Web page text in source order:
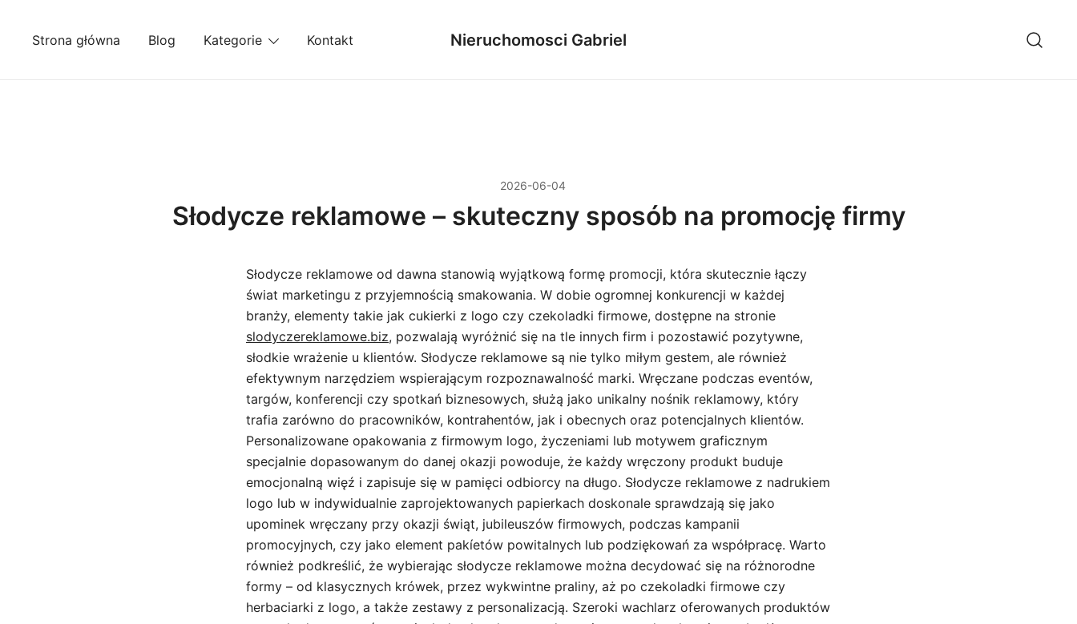
Strona główna Blog Kategorie Kontakt Nieruchomosci Gabriel
2026-06-04
Słodycze reklamowe – skuteczny sposób na promocję firmy
Słodycze reklamowe od dawna stanowią wyjątkową formę promocji, która skutecznie łączy
świat marketingu z przyjemnością smakowania. W dobie ogromnej konkurencji w każdej
branży, elementy takie jak cukierki z logo czy czekoladki firmowe, dostępne na stronie
slodyczereklamowe.biz, pozwalają wyróżnić się na tle innych firm i pozostawić pozytywne,
słodkie wrażenie u klientów. Słodycze reklamowe są nie tylko miłym gestem, ale również
efektywnym narzędziem wspierającym rozpoznawalność marki. Wręczane podczas eventów,
targów, konferencji czy spotkań biznesowych, służą jako unikalny nośnik reklamowy, który
trafia zarówno do pracowników, kontrahentów, jak i obecnych oraz potencjalnych klientów.
Personalizowane opakowania z firmowym logo, życzeniami lub motywem graficznym
specjalnie dopasowanym do danej okazji powoduje, że każdy wręczony produkt buduje
emocjonalną więź i zapisuje się w pamięci odbiorcy na długo. Słodycze reklamowe z nadrukiem
logo lub w indywidualnie zaprojektowanych papierkach doskonale sprawdzają się jako
upominek wręczany przy okazji świąt, jubileuszów firmowych, podczas kampanii
promocyjnych, czy jako element pakíetów powitalnych lub podziękowań za współpracę. Warto
również podkreślić, że wybierając słodycze reklamowe można decydować się na różnorodne
formy – od klasycznych krówek, przez wykwintne praliny, aż po czekoladki firmowe czy
herbaciarki z logo, a także zestawy z personalizacją. Szeroki wachlarz oferowanych produktów